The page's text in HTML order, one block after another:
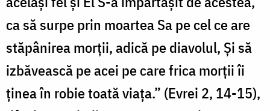
ca să surpe prin moartea Sa pe cel ce are
stăpânirea morţii, adică pe diavolul, Şi să
izbăvească pe acei pe care frica morţii îi
ţinea în robie toată viaţa.” (Evrei 2, 14-15),